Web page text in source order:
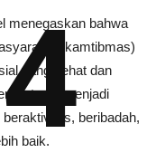
menegaskan bahwa
(kamtibmas)
yang sehat dan
menjadi
beribadah,
baik.